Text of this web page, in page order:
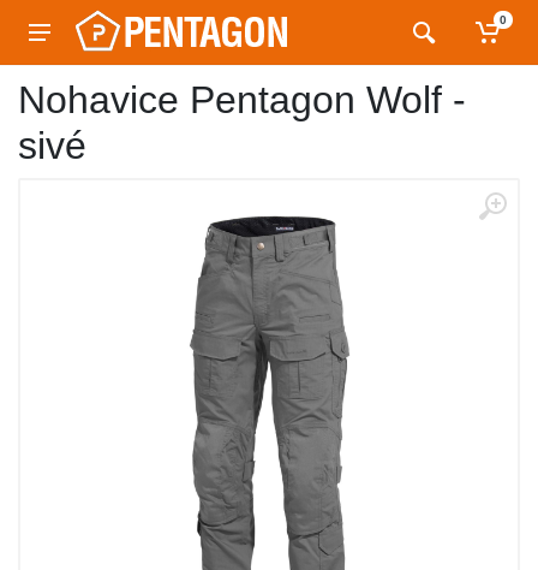
0
Nohavice Pentagon Wolf -
sivé